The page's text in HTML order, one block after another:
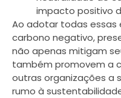
impacto positivo
Ao adotar todas
carbono negativo,
não apenas mitigam
também promovem a
outras organizações a
rumo à